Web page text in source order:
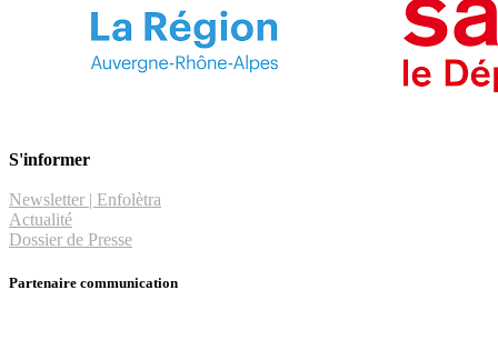
S'informer
Newsletter | Enfolètra
Actualité
Dossier de Presse
Partenaire communication